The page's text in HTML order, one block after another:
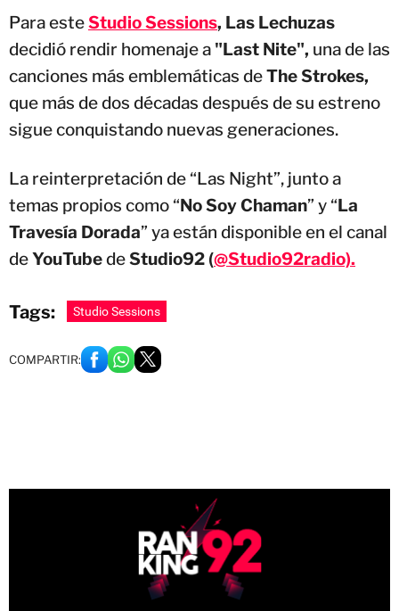
Para esteStudio Sessions, Las Lechuzas
decidió rendir homenaje a "Last Nite", una de las
canciones más emblemáticas deThe Strokes,
que más de dos décadas después de su estreno
sigue conquistando nuevas generaciones.
La reinterpretación de “Las Night”, junto a
temas propios como “No Soy Chaman” y “La
Travesía Dorada” ya están disponible en el canal
deYouTubedeStudio92 (@Studio92radio).
Tags: Studio Sessions
COMPARTIR: